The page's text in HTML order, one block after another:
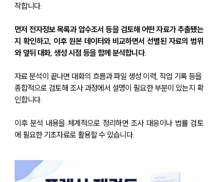
작합니다.
먼저 전자정보 목록과 압수조서 등을 검토해 어떤 자료가 추출됐는
지 확인하고, 이후 원본 데이터와 비교하면서 선별된 자료의 범위
와 앞뒤 대화, 생성 시점 등을 함께 분석합니다.
자료 분석이 끝나면 대화의 흐름과 파일 생성 이력, 작업 기록 등을
종합적으로 검토해 조사 과정에서 설명이 필요한 부분이 있는지 확
인합니다.
이후 분석 내용을 체계적으로 정리하면 조사 대응이나 법률 검토
에 필요한 기초자료로 활용할 수 있습니다.